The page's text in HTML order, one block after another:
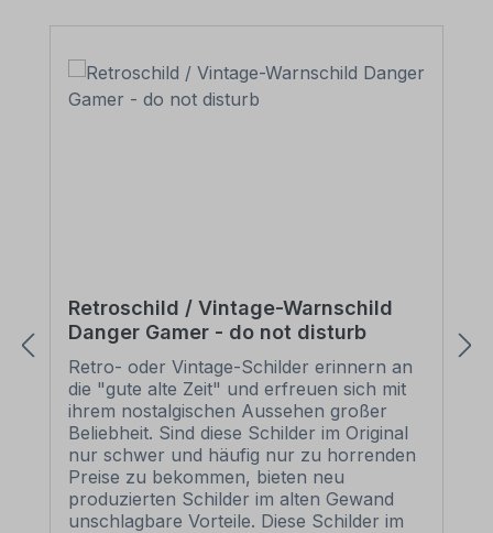
Retroschild / Vintage-Warnschild
Danger Gamer - do not disturb
Retro- oder Vintage-Schilder erinnern an
die "gute alte Zeit" und erfreuen sich mit
ihrem nostalgischen Aussehen großer
Beliebheit. Sind diese Schilder im Original
nur schwer und häufig nur zu horrenden
Preise zu bekommen, bieten neu
produzierten Schilder im alten Gewand
unschlagbare Vorteile. Diese Schilder im